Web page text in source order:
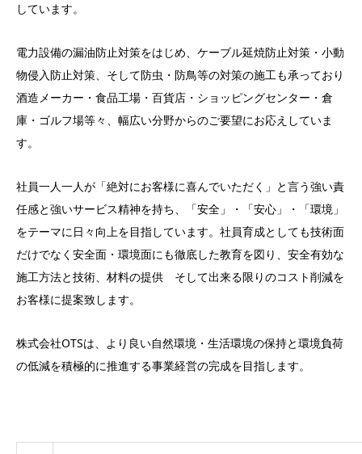
しています。
電力設備の漏油防止対策をはじめ、ケーブル延焼防止対策・小動
物侵入防止対策、そして防虫・防鳥等の対策の施工も承っており
酒造メーカー・食品工場・百貨店・ショッピングセンター・倉
庫・ゴルフ場等々、幅広い分野からのご要望にお応えしていま
す。
社員一人一人が「絶対にお客様に喜んでいただく」と言う強い責
任感と強いサービス精神を持ち、「安全」・「安心」・「環境」
をテーマに日々向上を目指しています。社員育成としても技術面
だけでなく安全面・環境面にも徹底した教育を図り、安全有効な
施工方法と技術、材料の提供 そして出来る限りのコスト削減を
お客様に提案致します。
株式会社OTSは、より良い自然環境・生活環境の保持と環境負荷
の低減を積極的に推進する事業経営の完成を目指します。